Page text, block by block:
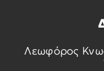
Λεωφόρος